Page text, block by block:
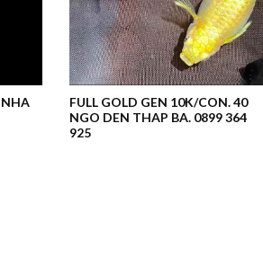
NHA
FULL GOLD GEN 10K/CON. 40
NGO DEN THAP BA. 0899 364
925